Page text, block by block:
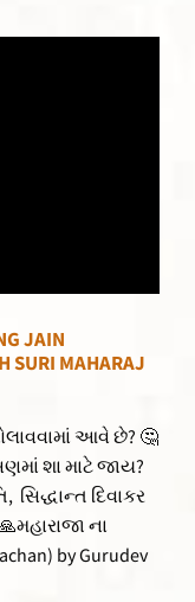
JAIN
SURI MAHARAJ
આવે છે? 🤔
શા માટે જાય?
સિદ્ધાન્ત દિવાકર
ના
by Gurudev